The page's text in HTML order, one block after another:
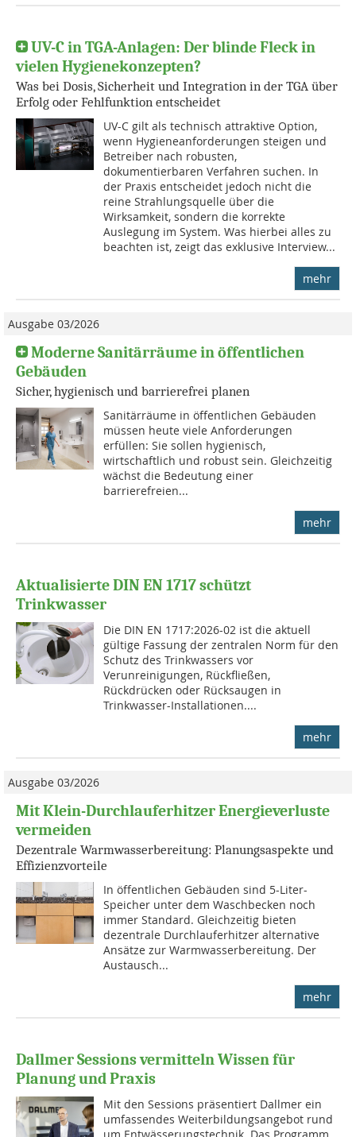
UV-C in TGA-Anlagen: Der blinde Fleck in
vielen Hygienekonzepten?
Was bei Dosis, Sicherheit und Integration in der TGA über
Erfolg oder Fehlfunktion entscheidet
UV-C gilt als technisch attraktive Option,
wenn Hygieneanforderungen steigen und
Betreiber nach robusten,
dokumentierbaren Verfahren suchen. In
der Praxis entscheidet jedoch nicht die
reine Strahlungsquelle über die
Wirksamkeit, sondern die korrekte
Auslegung im System. Was hierbei alles zu
beachten ist, zeigt das exklusive Interview...
mehr
Ausgabe 03/2026
Moderne Sanitärräume in ­öffentlichen
Gebäuden
Sicher, hygienisch und barrierefrei planen
Sanitärräume in öffentlichen Gebäuden
müssen heute viele Anforderungen
erfüllen: Sie sollen hygienisch,
wirtschaftlich und robust sein. Gleichzeitig
wächst die Bedeutung einer
barrierefreien...
mehr
Aktualisierte DIN EN 1717 schützt
Trinkwasser
Die DIN EN 1717:2026-02 ist die aktuell
gültige Fassung der zentralen Norm für den
Schutz des Trinkwassers vor
Verunreinigungen, Rückfließen,
Rückdrücken oder Rücksaugen in
Trinkwasser-Installationen....
mehr
Ausgabe 03/2026
Mit Klein-Durchlauferhitzer ­Energieverluste
vermeiden
Dezentrale Warmwasserbereitung: Planungsaspekte und
Effizienzvorteile
In öffentlichen Gebäuden sind 5-Liter-
Speicher unter dem Waschbecken noch
immer Standard. Gleichzeitig bieten
dezentrale Durchlauferhitzer alternative
Ansätze zur Warmwasserbereitung. Der
Austausch...
mehr
Dallmer Sessions vermitteln Wissen für
Planung und Praxis
Mit den Sessions präsentiert Dallmer ein
umfassendes Weiterbildungsangebot rund